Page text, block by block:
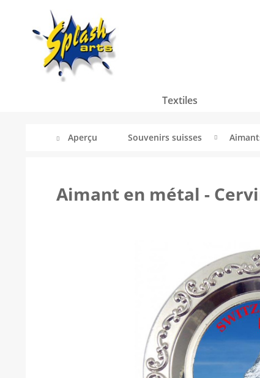
Textiles
Aperçu Souvenirs suisses
Aimant en métal -